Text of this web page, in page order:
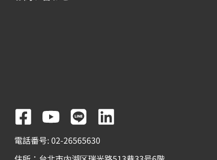
F
a
c
Y
o
u
L
i
n
L
n
電話番号: 02-26565630